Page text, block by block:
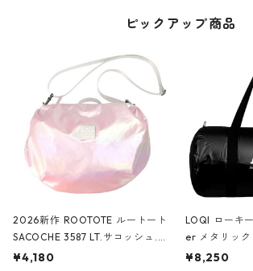
ピックアップ商品
2026新作 ROOTOTE ルートート
SACOCHE 3587 LT.サコッシュ.ル
ミエ-B ショルダーバッグ グロスピ
¥4,180
LOQI ローキ
er メタリック
ボストンバッ
¥8,250